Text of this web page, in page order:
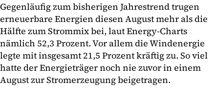
Gegenläufig zum bisherigen Jahrestrend trugen
erneuerbare Energien diesen August mehr als die
Hälfte zum Strommix bei, laut Energy-Charts
nämlich 52,3 Prozent. Vor allem die Windenergie
legte mit insgesamt 21,5 Prozent kräftig zu. So viel
hatte der Energieträger noch nie zuvor in einem
August zur Stromerzeugung beigetragen.